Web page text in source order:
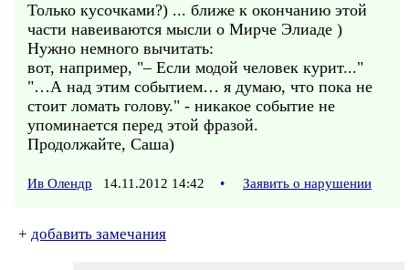
Только кусочками?) ... ближе к окончанию этой
части навеиваются мысли о Мирче Элиаде )
Нужно немного вычитать:
вот, например, "– Если модой человек курит..."
"…А над этим событием… я думаю, что пока не
стоит ломать голову." - никакое событие не
упоминается перед этой фразой.
Продолжайте, Саша)
Ив Олендр 14.11.2012 14:42 • Заявить о нарушении
+ добавить замечания